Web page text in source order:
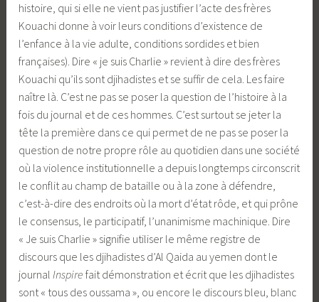
histoire, qui si elle ne vient pas justifier l’acte des frères
Kouachi donne à voir leurs conditions d’existence de
l’enfance à la vie adulte, conditions sordides et bien
françaises). Dire « je suis Charlie » revient à dire des frères
Kouachi qu’ils sont djihadistes et se suffir de cela. Les faire
naître là. C’est ne pas se poser la question de l’histoire à la
fois du journal et de ces hommes. C’est surtout se jeter la
tête la première dans ce qui permet de ne pas se poser la
question de notre propre rôle au quotidien dans une société
où la violence institutionnelle a depuis longtemps circonscrit
le conflit au champ de bataille ou à la zone à défendre,
c’est-à-dire des endroits où la mort d’état rôde, et qui prône
le consensus, le participatif, l’unanimisme machinique. Dire
« Je suis Charlie » signifie utiliser le même registre de
discours que les djihadistes d’Al Qaida au yemen dont le
journalInspire fait démonstration et écrit que les djihadistes
sont « tous des oussama », ou encore le discours bleu, blanc